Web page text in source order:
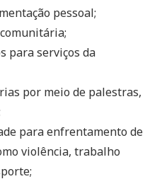
pessoal;
para serviços da
por meio de palestras,
para enfrentamento de
violência, trabalho